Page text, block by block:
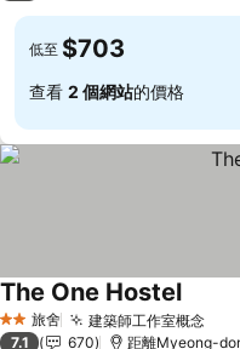
低至 $703
查看 2 個網站的價格
2 星級旅舍 建築師工作室概念查
The One Hostel查看價
7.1 670 距離Myeong-